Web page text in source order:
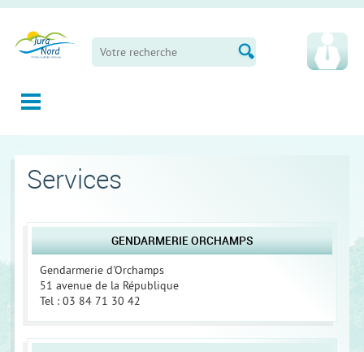
Services
GENDARMERIE ORCHAMPS
Gendarmerie d'Orchamps
51 avenue de la République
Tel : 03 84 71 30 42
Panneau de gestion des cookies